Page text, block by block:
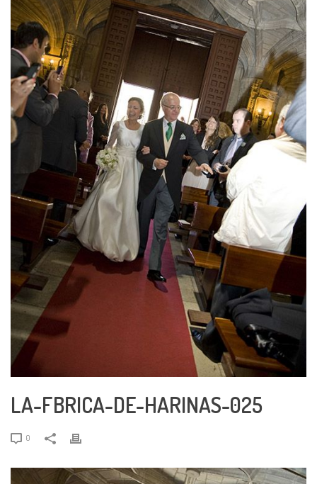
LA-FBRICA-DE-HARINAS-025
0